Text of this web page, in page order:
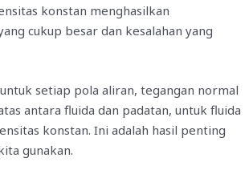
konstan menghasilkan
cukup besar dan kesalahan yang
setiap pola aliran, tegangan normal
antara fluida dan padatan, untuk fluida
konstan. Ini adalah hasil penting
gunakan.